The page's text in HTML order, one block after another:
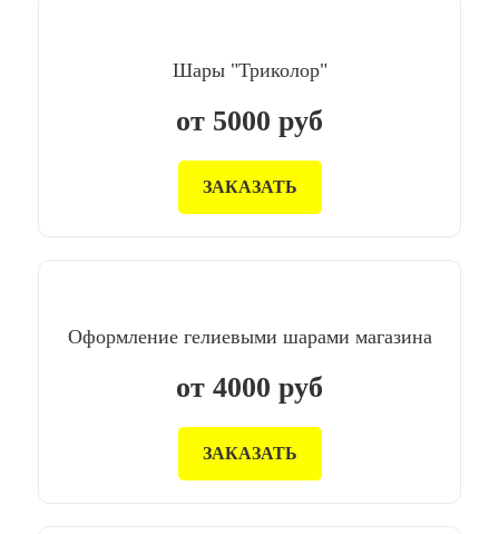
Шары "Триколор"
от 5000 руб
ЗАКАЗАТЬ
Оформление гелиевыми шарами магазина
от 4000 руб
ЗАКАЗАТЬ